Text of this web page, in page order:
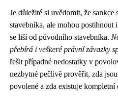
Je důležité si uvědomit, že sankce
stavebníka, ale mohou postihnout
se liší od původního stavebníka.
přebírá i veškeré právní závazky
řešit případné nedostatky v
nezbytné pečlivě prověřit, zda
povolené a zda existuje kompletní